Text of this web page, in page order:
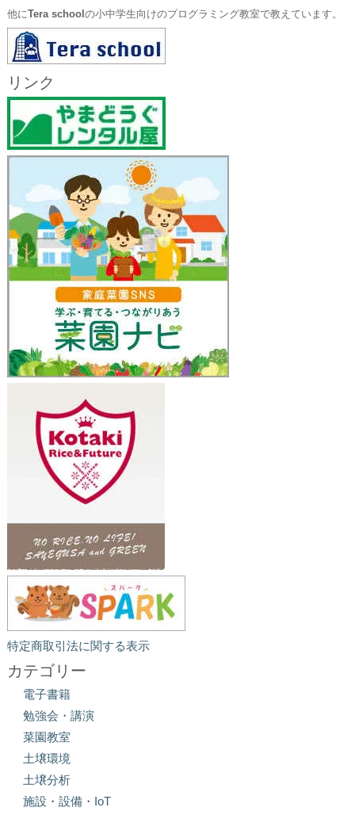
他にTera school の小中学生向けのプログラミング教室で教えています。
リンク
特定商取引法に関する表示
カテゴリー
電子書籍
勉強会・講演
菜園教室
土壌環境
土壌分析
施設・設備・IoT